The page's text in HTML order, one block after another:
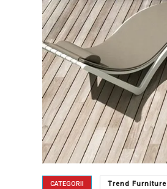
CATEGORII Trend Furniture